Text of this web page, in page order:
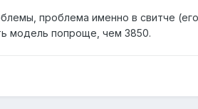
проблема именно в свитче
модель попроще, чем 3850.